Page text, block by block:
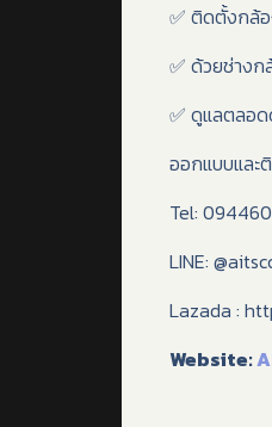
✅ ติดตั้งกล้
✅ ด้วยช่าง
✅ ดูแลตลอ
ออกแบบและ
Tel:
LINE:
Lazada :
Website: